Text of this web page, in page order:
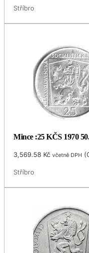
Stříbro
Mince :25 KČS 1970
3,569.58 Kč včetně DPH (
Stříbro